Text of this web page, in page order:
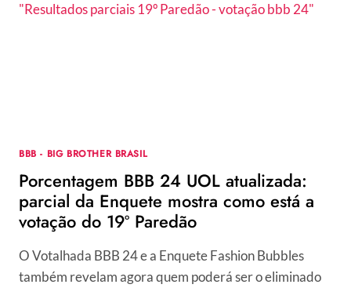
DA
PAREDÃO
BBB - BIG BROTHER BRASIL
Porcentagem BBB 24 UOL atualizada:
parcial da Enquete mostra como está a
votação do 19º Paredão
O Votalhada BBB 24 e a Enquete Fashion Bubbles
também revelam agora quem poderá ser o eliminado